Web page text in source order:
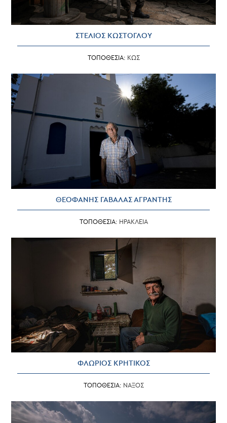
ΣΤΕΛΙΟΣ ΚΩΣΤΟΓΛΟΥ
ΤΟΠΟΘΕΣΙΑ: ΚΩΣ
ΘΕΟΦΑΝΗΣ ΓΑΒΑΛΑΣ ΑΓΡΑΝΤΗΣ
ΤΟΠΟΘΕΣΙΑ: ΗΡΑΚΛΕΙΑ
ΦΛΩΡΙΟΣ ΚΡΗΤΙΚΟΣ
ΤΟΠΟΘΕΣΙΑ: ΝΑΞΟΣ